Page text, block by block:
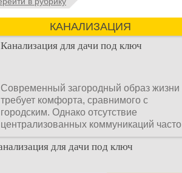
утилизации сточных вод в частных
и на загородных
КАНАЛИЗАЦИЯ
Канализация для дачи под ключ
Современный загородный образ жизни
требует комфорта, сравнимого с
городским. Однако отсутствие
централизованных коммуникаций часто
становится главным препятствием.
Многие владельцы ошибочно полагают,
для дачи под ключ